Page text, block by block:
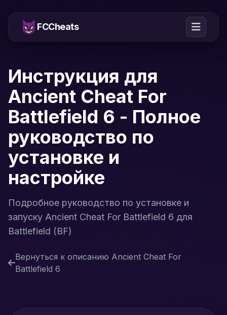
FCCheats
Инструкция для
Ancient Cheat For
Battlefield 6 - Полное
руководство по
установке и
настройке
Подробное руководство по установке и
запуску Ancient Cheat For Battlefield 6 для
Battlefield (BF)
Вернуться к описанию Ancient Cheat For
Battlefield 6